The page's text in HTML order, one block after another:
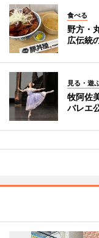
食べる
野方・
広伝統
見る・遊
牧阿佐
バレエ